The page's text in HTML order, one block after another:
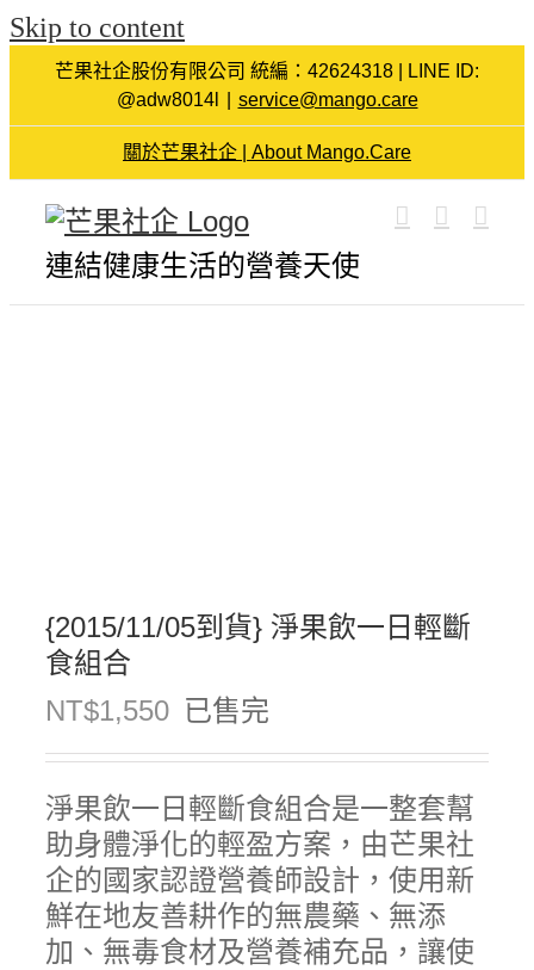
Skip to content
芒果社企股份有限公司 統編：42624318 | LINE ID:
@adw8014l
service@mango.care
關於芒果社企 | About Mango.Care
連結健康生活的營養天使
{2015/11/05到貨} 淨果飲一日輕斷
食組合
NT$1,550 已售完
淨果飲一日輕斷食組合是一整套幫
助身體淨化的輕盈方案，由芒果社
企的國家認證營養師設計，使用新
鮮在地友善耕作的無農藥、無添
加、無毒食材及營養補充品，讓使